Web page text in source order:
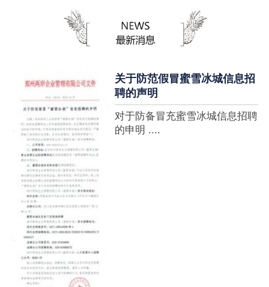
家，买多少送多少”的横幅，这
个自1997年开始营业的街边奶
茶店正逐渐展露它的锋芒。不过
关于防范假冒蜜雪冰城信息招
聘的声明
对于防备冒充蜜雪冰城信息招聘
的申明 ....